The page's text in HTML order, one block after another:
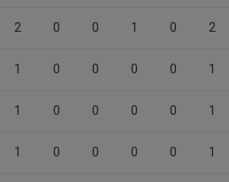
2 0 0 1 0 2
1 0 0 0 0 1
1 0 0 0 0 1
1 0 0 0 0 1